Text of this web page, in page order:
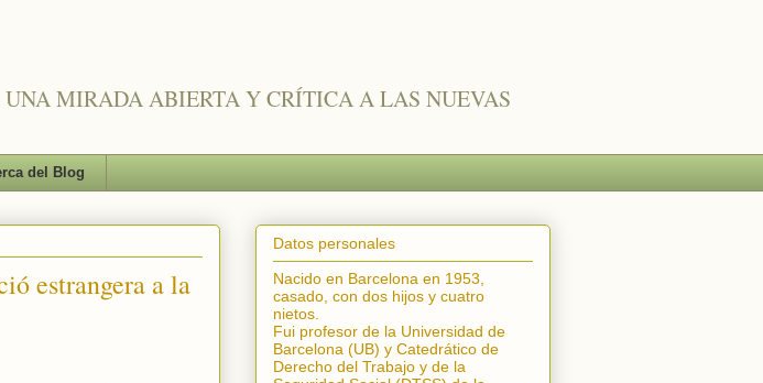
MIRADA ABIERTA Y CRÍTICA A LAS NUEVAS
del Blog
estrangera a la
Datos personales
Nacido en Barcelona en 1953,
casado, con dos hijos y cuatro
nietos.
Fui profesor de la Universidad de
Barcelona (UB) y Catedrático de
Derecho del Trabajo y de la